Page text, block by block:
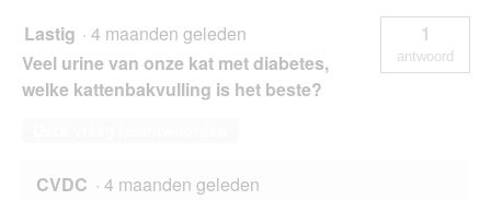
Lastig · 4 maanden geleden
Veel urine van onze kat met diabetes,
welke kattenbakvulling is het beste?
1
antwoord
CVDC · 4 maanden geleden